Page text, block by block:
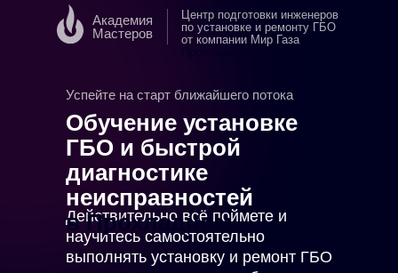
Действительно всё поймете и
научитесь самостоятельно
выполнять установку и ремонт ГБО
Обучение установке
ГБО и быстрой
диагностике
неисправностей
в Прохладном
Академия
Мастеров
Центр подготовки инженеров
по установке и ремонту ГБО
от компании Мир Газа
Успейте на старт ближайшего потока